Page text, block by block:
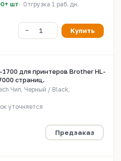
шт
Отгрузка 1 раб. дн.
Купить
для принтеров Brother HL-
страниц.
Чип, Черный / Black,
уточняется
Предзаказ